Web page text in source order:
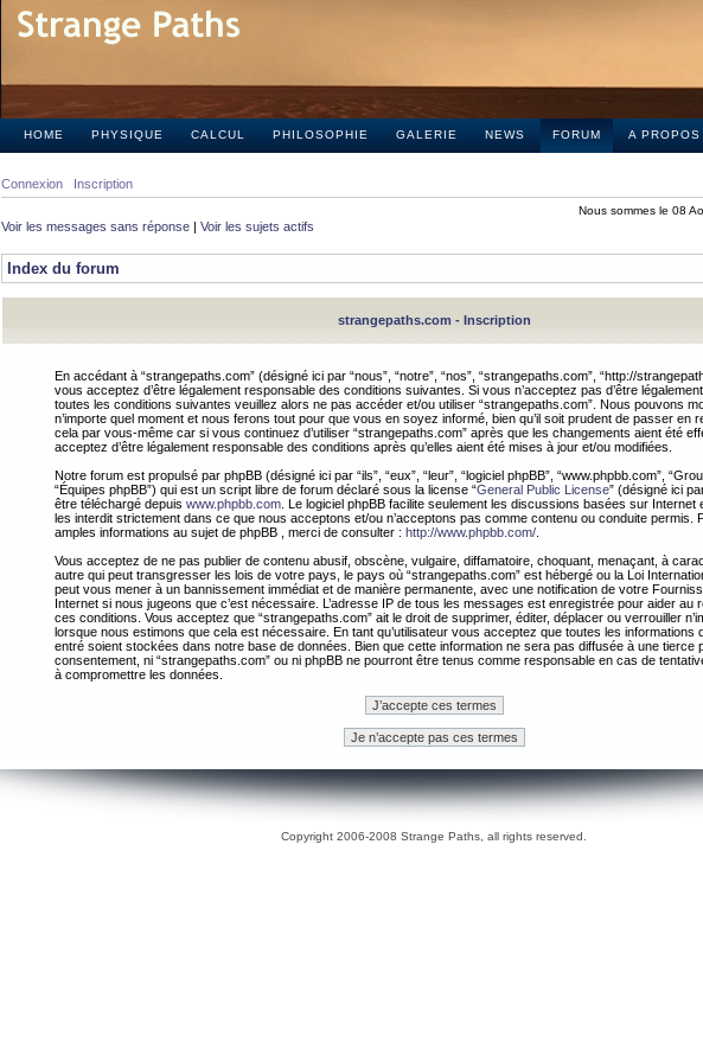
HOME PHYSIQUE CALCUL PHILOSOPHIE GALERIE NEWS FORUM A PROPOS
Connexion Inscription
Nous sommes le 08
Voir les messages sans réponse | Voir les sujets actifs
Index du forum
strangepaths.com - Inscription
En accédant à “strangepaths.com” (désigné ici par “nous”, “notre”, “nos”, “strangepaths.com”, “http://
vous acceptez d’être légalement responsable des conditions suivantes. Si vous n’acceptez pas d’être
toutes les conditions suivantes veuillez alors ne pas accéder et/ou utiliser “strangepaths.com”. Nous pouvons
n’importe quel moment et nous ferons tout pour que vous en soyez informé, bien qu’il soit prudent de passer en
cela par vous-même car si vous continuez d’utiliser “strangepaths.com” après que les changements aient été
acceptez d’être légalement responsable des conditions après qu’elles aient été mises à jour et/ou modifiées.
Notre forum est propulsé par phpBB (désigné ici par “ils”, “eux”, “leur”, “logiciel phpBB”, “www.phpbb.com”,
“Équipes phpBB”) qui est un script libre de forum déclaré sous la license “General Public License” (désigné ici
être téléchargé depuis www.phpbb.com . Le logiciel phpBB facilite seulement les discussions basées sur Internet
les interdit strictement dans ce que nous acceptons et/ou n’acceptons pas comme contenu ou conduite permis.
amples informations au sujet de phpBB , merci de consulter : http://www.phpbb.com/
Vous acceptez de ne pas publier de contenu abusif, obscène, vulgaire, diffamatoire, choquant, menaçant, à
autre qui peut transgresser les lois de votre pays, le pays où “strangepaths.com” est hébergé ou la Loi
peut vous mener à un bannissement immédiat et de manière permanente, avec une notification de votre
Internet si nous jugeons que c’est nécessaire. L’adresse IP de tous les messages est enregistrée pour aider au
ces conditions. Vous acceptez que “strangepaths.com” ait le droit de supprimer, éditer, déplacer ou verrouiller
lorsque nous estimons que cela est nécessaire. En tant qu’utilisateur vous acceptez que toutes les informations
entré soient stockées dans notre base de données. Bien que cette information ne sera pas diffusée à une tierce
consentement, ni “strangepaths.com” ou ni phpBB ne pourront être tenus comme responsable en cas de
à compromettre les données.
Copyright 2006-2008 Strange Paths, all rights reserved.